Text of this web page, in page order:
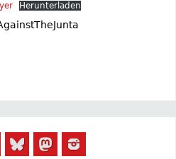
Herunterladen